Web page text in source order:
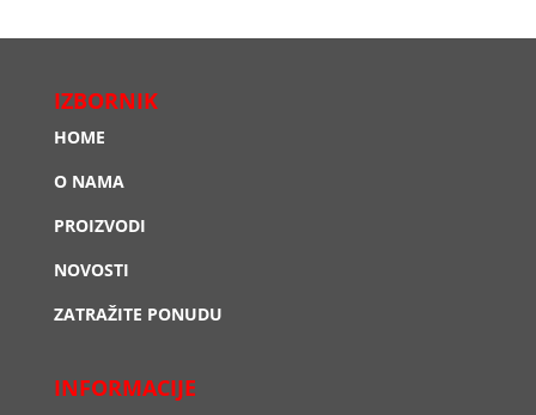
IZBORNIK
HOME
O NAMA
PROIZVODI
NOVOSTI
ZATRAŽITE PONUDU
INFORMACIJE